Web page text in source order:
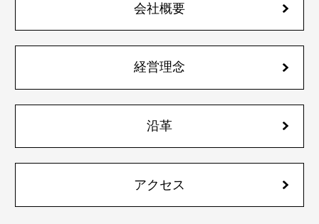
会社概要
経営理念
沿革
アクセス